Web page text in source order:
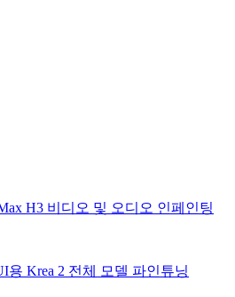
H3 비디오 및 오디오 인페인팅
용 Krea 2 전체 모델 파인튜닝